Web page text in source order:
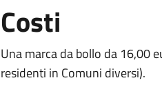
Costi
Una marca da bollo da 16,00
residenti in Comuni diversi).